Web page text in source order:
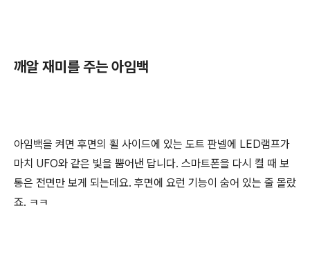
깨알 재미를 주는 아임백
아임백을 켜면 후면의 휠 사이드에 있는 도트 판넬에 LED램프가
마치 UFO와 같은 빛을 뿜어낸 답니다. 스마트폰을 다시 켤 때 보
통은 전면만 보게 되는데요. 후면에 요런 기능이 숨어 있는 줄 몰랐
죠. ㅋㅋ